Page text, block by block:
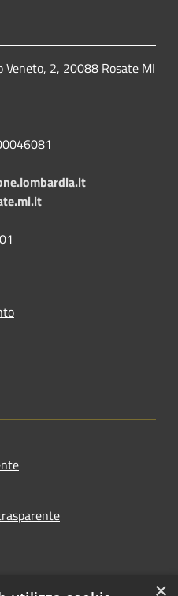
2, 20088 Rosate MI
×